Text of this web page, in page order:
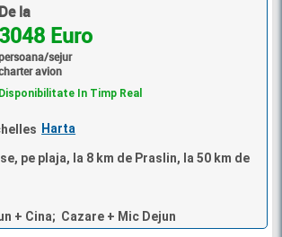
De la
3048 Euro
sejur
avion
Disponibilitate In Timp Real
Harta
pe plaja, la 8 km de Praslin, la 50 km de
+ Cina; Cazare + Mic Dejun